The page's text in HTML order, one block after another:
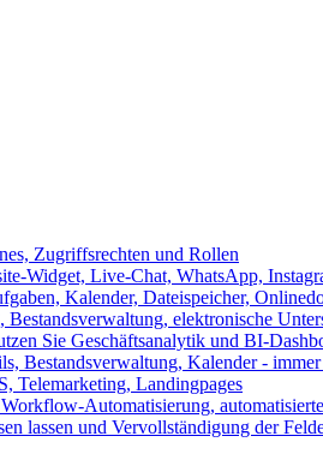
Zugriffsrechten und Rollen
Widget, Live-Chat, WhatsApp,
Kalender, Dateispeicher,
elektronische
Sie Geschäftsanalytik und BI-
Bestandsverwaltung, Kalender -
Telemarketing, Landingpages
Automatisierung,
lassen und Vervollständigung der